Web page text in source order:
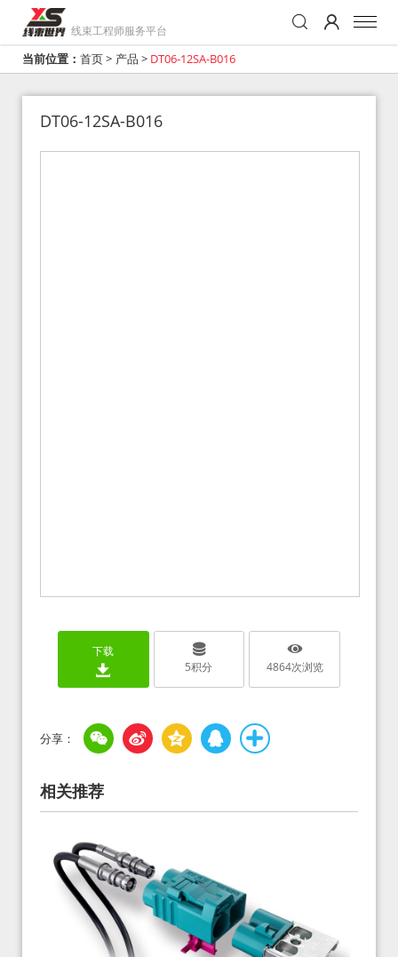
线束工程师服务平台
当前位置： 首页> 产品 > DT06-12SA-B016
DT06-12SA-B016
下载
5积分 4864次浏览
相关推荐